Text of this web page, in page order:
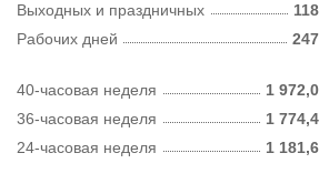
Рабочих дней 247
Выходных и праздничных 118
40-часовая неделя
1 972,0
36-часовая неделя
1 774,4
24-часовая неделя
1 181,6